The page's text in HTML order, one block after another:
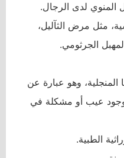
المنوي لدى الرجال.
مثل مرض الثآليل،
الجرثومي.
المنجلية، وهو عبارة عن
عيب أو مشكلة في
الطبية.